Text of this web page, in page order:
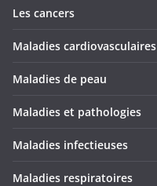
Les cancers
Maladies cardiovasculaires
Maladies de peau
Maladies et pathologies
Maladies infectieuses
Maladies respiratoires